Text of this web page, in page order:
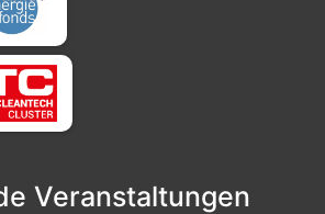
Veranstaltungen